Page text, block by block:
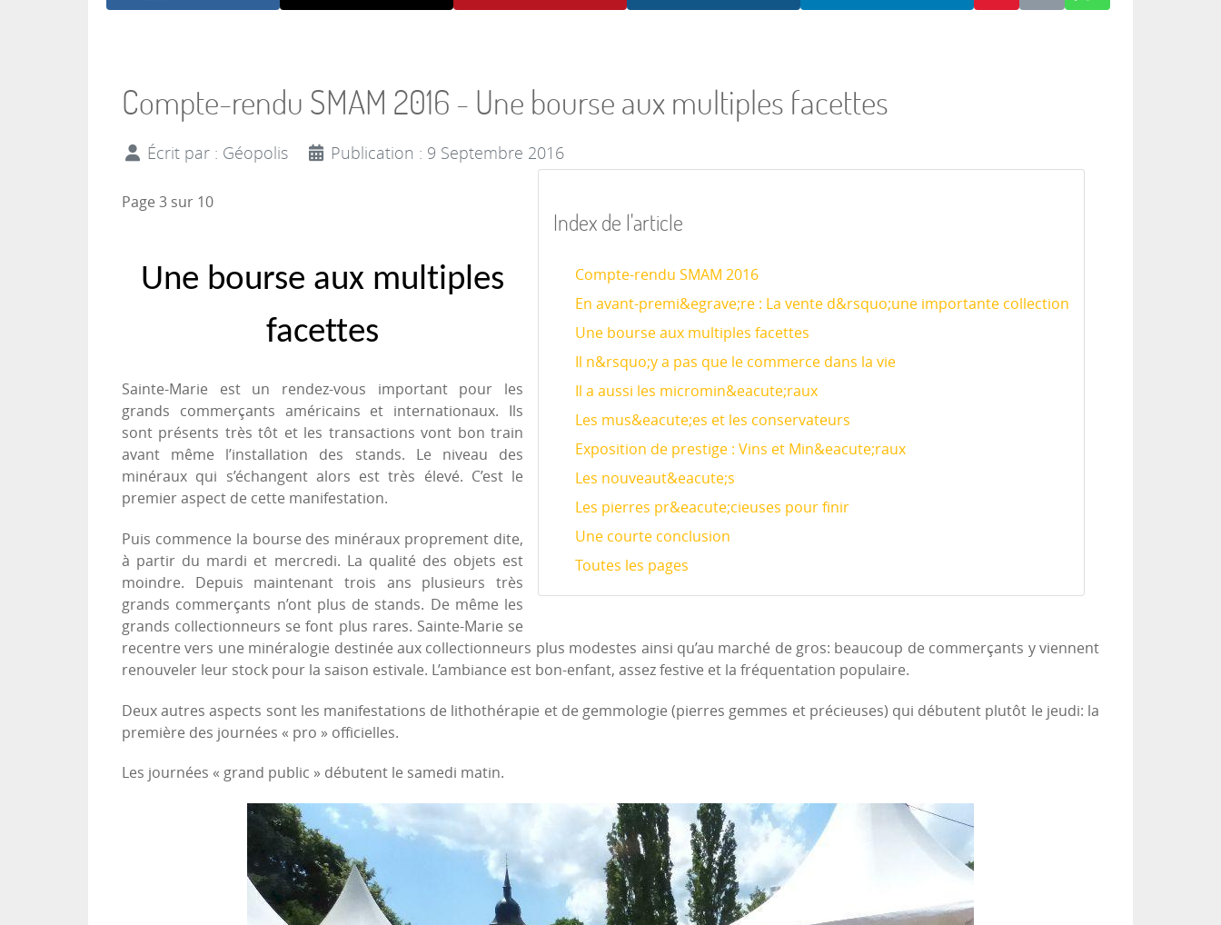
Compte-rendu SMAM 2016 - Une bourse aux multiples facettes
Écrit par : Géopolis Publication : 9 Septembre 2016
Index de l'article
Compte-rendu SMAM 2016
En avant-premi&egrave;re : La vente d&rsquo;une importante collection
Une bourse aux multiples facettes
Il n&rsquo;y a pas que le commerce dans la vie
Il a aussi les micromin&eacute;raux
Les mus&eacute;es et les conservateurs
Exposition de prestige : Vins et Min&eacute;raux
Les nouveaut&eacute;s
Les pierres pr&eacute;cieuses pour finir
Une courte conclusion
Toutes les pages
Page 3 sur 10
Une bourse aux multiples
facettes
Sainte-Marie est un rendez-vous important pour les
grands commerçants américains et internationaux. Ils
sont présents très tôt et les transactions vont bon train
avant même l’installation des stands. Le niveau des
minéraux qui s’échangent alors est très élevé. C’est le
premier aspect de cette manifestation.
Puis commence la bourse des minéraux proprement dite,
à partir du mardi et mercredi. La qualité des objets est
moindre. Depuis maintenant trois ans plusieurs très
grands commerçants n’ont plus de stands. De même les
grands collectionneurs se font plus rares. Sainte-Marie se
recentre vers une minéralogie destinée aux collectionneurs plus modestes ainsi qu’au marché de gros: beaucoup de commerçants y viennent
renouveler leur stock pour la saison estivale. L’ambiance est bon-enfant, assez festive et la fréquentation populaire.
Deux autres aspects sont les manifestations de lithothérapie et de gemmologie (pierres gemmes et précieuses) qui débutent plutôt le jeudi: la
première des journées « pro » officielles.
Les journées « grand public » débutent le samedi matin.